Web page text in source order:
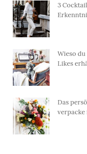
3
Wieso
Likes
Das
verpacke